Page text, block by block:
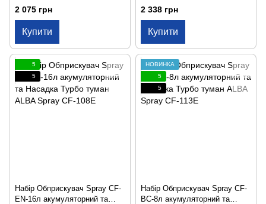
Насадка Турбо туман ALBA
Spray CF-108E
2 075 грн
Купити
Насадка Турбо туман ALBA
Spray CF-108E
2 338 грн
Купити
5
5
Набір Обприскувач Spray CF-
EN-16л акумуляторний та
НОВИНКА
5
5
Набір Обприскувач Spray CF-
BC-8л акумуляторний та